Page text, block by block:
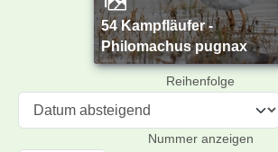
54 Kampfläufer -
Philomachus pugnax
Reihenfolge
Nummer anzeigen